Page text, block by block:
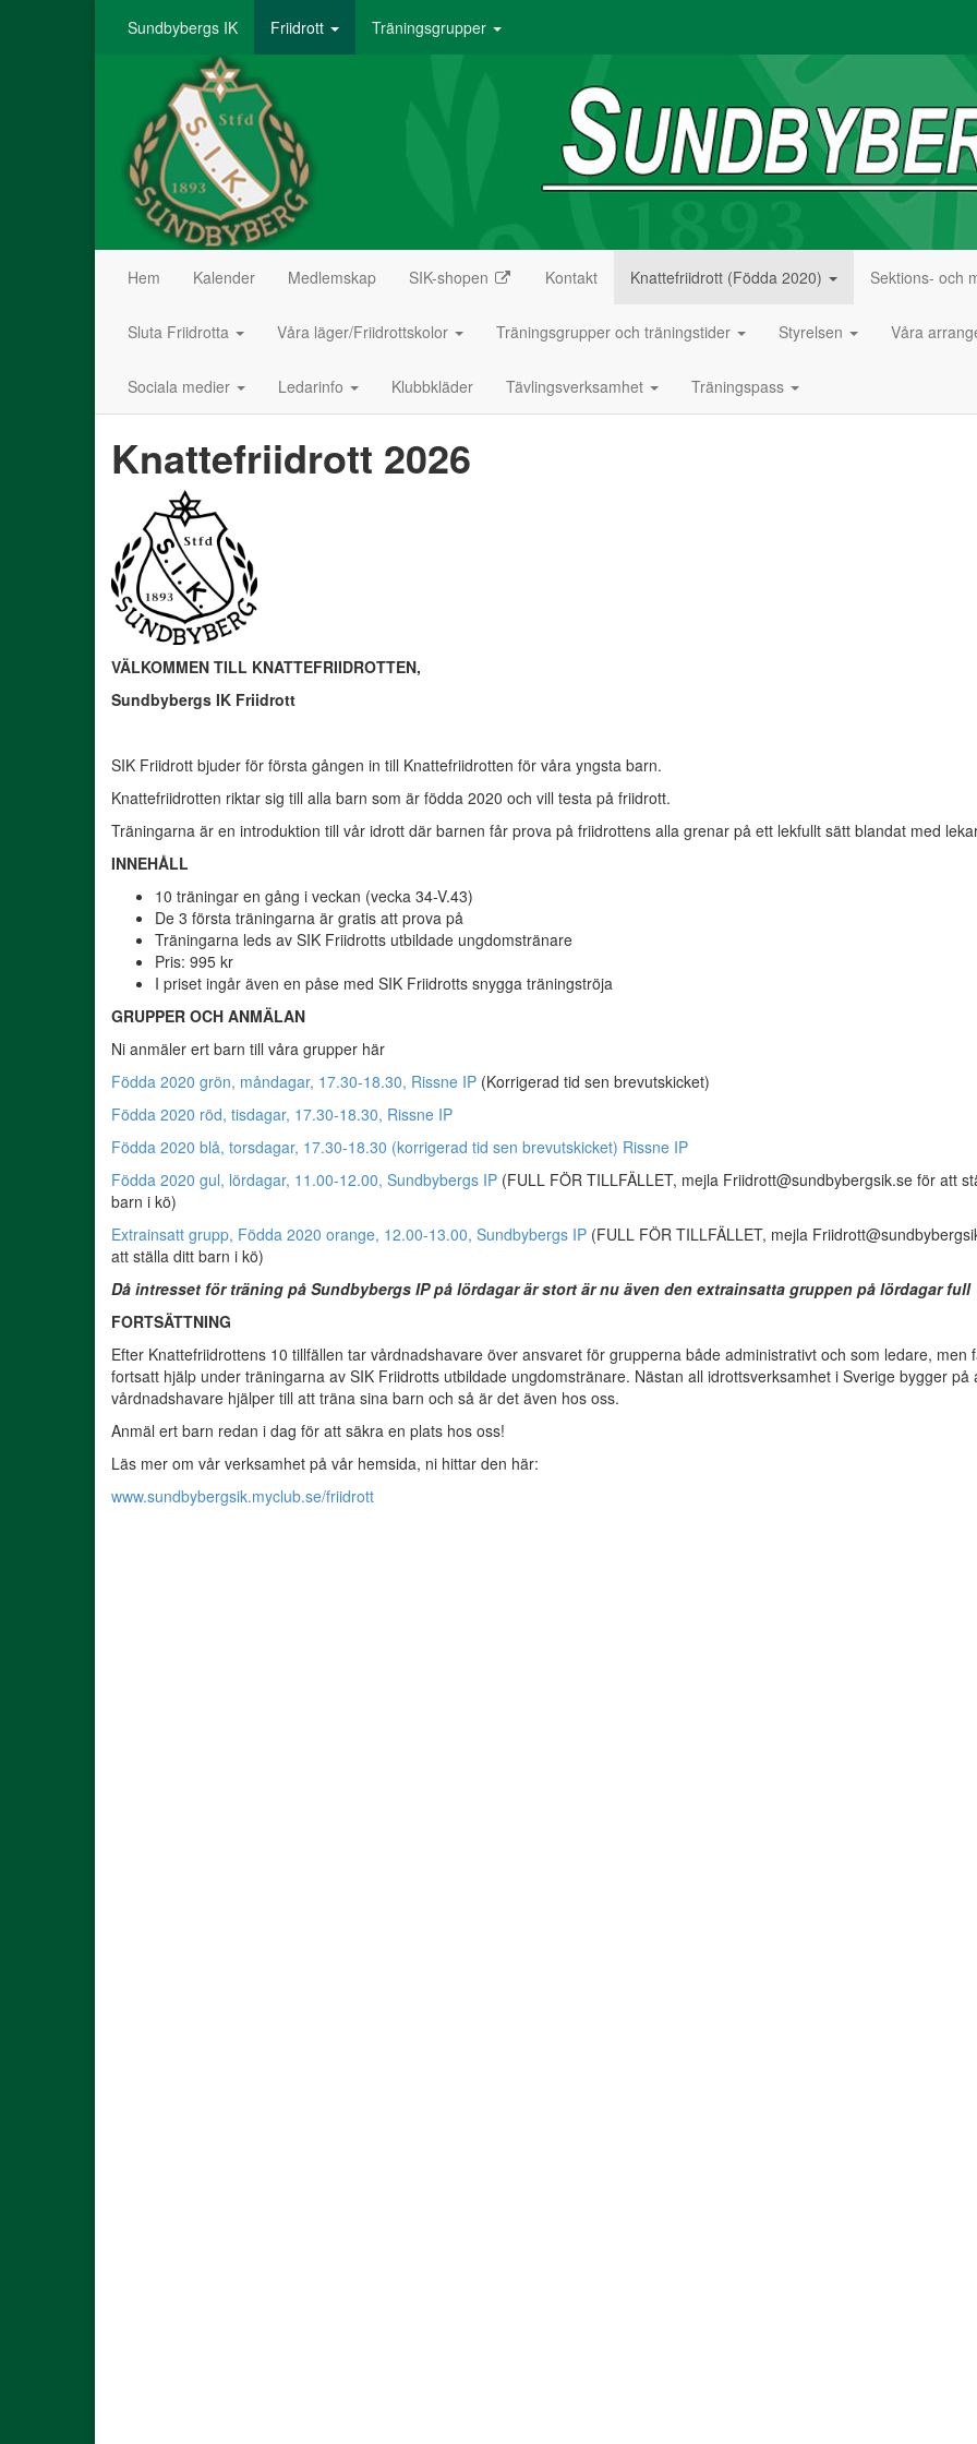
Sundbybergs IK Friidrott Träningsgrupper
Hem Kalender Medlemskap SIK-shopen Kontakt Knattefriidrott (Födda 2020) Sektions- och
Sluta Friidrotta Våra läger/Friidrottskolor Träningsgrupper och träningstider Styrelsen Våra
Sociala medier Ledarinfo Klubbkläder Tävlingsverksamhet Träningspass
Knattefriidrott 2026
VÄLKOMMEN TILL KNATTEFRIIDROTTEN,
Sundbybergs IK Friidrott
SIK Friidrott bjuder för första gången in till Knattefriidrotten för våra yngsta barn.
Knattefriidrotten riktar sig till alla barn som är födda 2020 och vill testa på friidrott.
Träningarna är en introduktion till vår idrott där barnen får prova på friidrottens alla grenar på ett lekfullt sätt blandat med
INNEHÅLL
10 träningar en gång i veckan (vecka 34-V.43)
De 3 första träningarna är gratis att prova på
Träningarna leds av SIK Friidrotts utbildade ungdomstränare
Pris: 995 kr
I priset ingår även en påse med SIK Friidrotts snygga träningströja
GRUPPER OCH ANMÄLAN
Ni anmäler ert barn till våra grupper här
Födda 2020 grön, måndagar, 17.30-18.30, Rissne IP (Korrigerad tid sen brevutskicket)
Födda 2020 röd, tisdagar, 17.30-18.30, Rissne IP
Födda 2020 blå, torsdagar, 17.30-18.30 (korrigerad tid sen brevutskicket) Rissne IP
Födda 2020 gul, lördagar, 11.00-12.00, Sundbybergs IP (FULL FÖR TILLFÄLLET, mejla Friidrott@sundbybergsik.se för att
barn i kö)
Extrainsatt grupp, Födda 2020 orange, 12.00-13.00, Sundbybergs IP (FULL FÖR TILLFÄLLET, mejla
att ställa ditt barn i kö)
Då intresset för träning på Sundbybergs IP på lördagar är stort är nu även den extrainsatta gruppen på lördagar full
FORTSÄTTNING
Efter Knattefriidrottens 10 tillfällen tar vårdnadshavare över ansvaret för grupperna både administrativt och som ledare, men
fortsatt hjälp under träningarna av SIK Friidrotts utbildade ungdomstränare. Nästan all idrottsverksamhet i Sverige bygger på
vårdnadshavare hjälper till att träna sina barn och så är det även hos oss.
Anmäl ert barn redan i dag för att säkra en plats hos oss!
Läs mer om vår verksamhet på vår hemsida, ni hittar den här:
www.sundbybergsik.myclub.se/friidrott